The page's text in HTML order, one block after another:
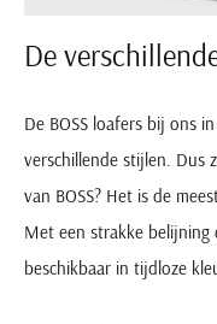
De
De BOSS loafers bij ons
verschillende stijlen. Dus
van BOSS? Het is de
Met een strakke belijning
beschikbaar in tijdloze